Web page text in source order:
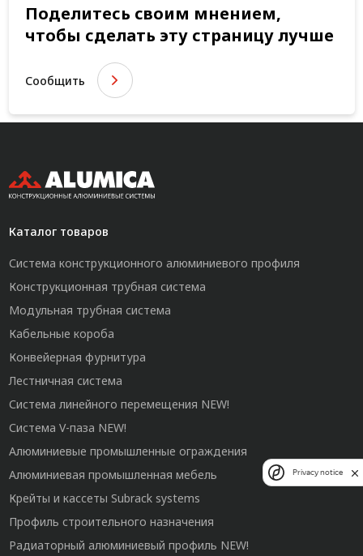
Поделитесь своим мнением,
чтобы сделать эту страницу лучше
Сообщить
Каталог товаров
Система конструкционного алюминиевого профиля
Конструкционная трубная система
Модульная трубная система
Кабельные короба
Конвейерная фурнитура
Лестничная система
Система линейного перемещения NEW!
Система V-паза NEW!
Алюминиевые промышленные ограждения
Алюминиевая промышленная мебель
Крейты и кассеты Subrack systems
Профиль строительного назначения
Радиаторный алюминиевый профиль NEW!
Privacy notice